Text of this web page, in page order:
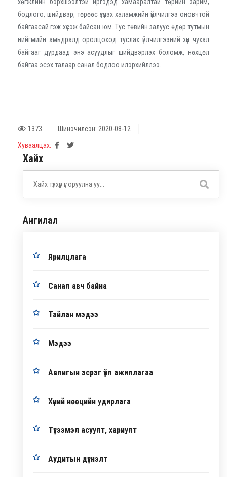
хөгжлийн бэрхшээлтэй иргэдэд хамааралтай төрийн зарим,
бодлого, шийдвэр, төрөөс үзүүлэх халамжийн үйлчилгээ оновчтой
байгаасай гэж хүсэж байсан юм. Тус төвийн залуус өдөр тутмын
нийгмийн амьдралд оролцоход туслах үйлчилгээний хүн чухал
байгааг дурдаад энэ асуудлыг шийдвэрлэх боломж, нөхцөл
байгаа эсэх талаар санал бодлоо илэрхийллээ.
1373 Шинэчилсэн: 2020-08-12
Хуваалцах:
Хайх
Ангилал
Ярилцлага
Санал авч байна
Тайлан мэдээ
Мэдээ
Авлигын эсрэг үйл ажиллагаа
Хүний нөөцийн удирлага
Түгээмэл асуулт, хариулт
Аудитын дүгнэлт